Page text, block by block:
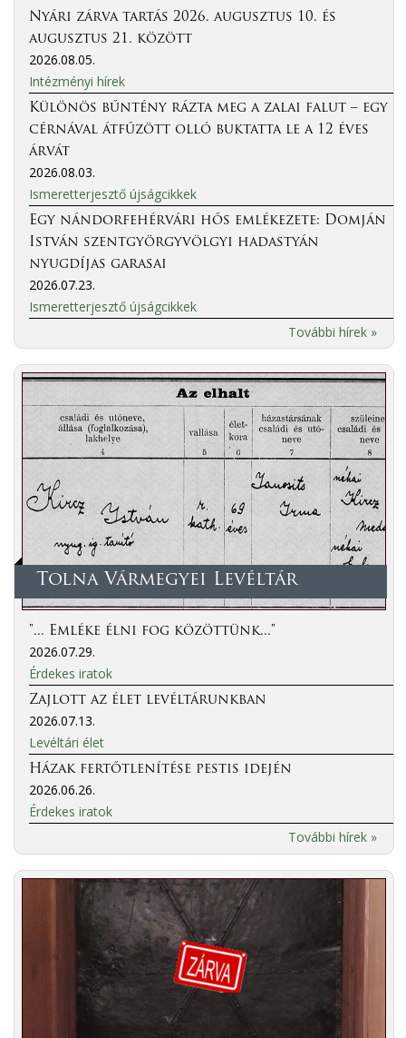
Nyári zárva tartás 2026. augusztus 10. és
augusztus 21. között
2026.08.05.
Intézményi hírek
Különös bűntény rázta meg a zalai falut – egy
cérnával átfűzött olló buktatta le a 12 éves
árvát
2026.08.03.
Ismeretterjesztő újságcikkek
Egy nándorfehérvári hős emlékezete: Domján
István szentgyörgyvölgyi hadastyán
nyugdíjas garasai
2026.07.23.
Ismeretterjesztő újságcikkek
További hírek »
Tolna Vármegyei Levéltár
"... Emléke élni fog közöttünk..."
2026.07.29.
Érdekes iratok
Zajlott az élet levéltárunkban
2026.07.13.
Levéltári élet
Házak fertőtlenítése pestis idején
2026.06.26.
Érdekes iratok
További hírek »